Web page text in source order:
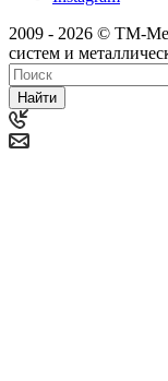
2009 - 2026 © ТМ-
систем и
Найти